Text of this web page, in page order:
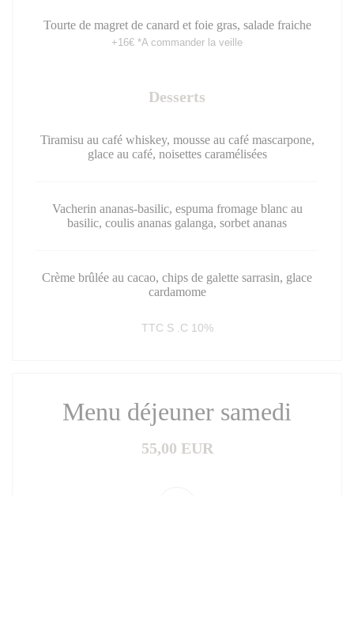
Tourte de magret de canard et foie gras, salade fraiche
+16€ *A commander la veille
Desserts
Tiramisu au café whiskey, mousse au café mascarpone,
glace au café, noisettes caramélisées
Vacherin ananas-basilic, espuma fromage blanc au
basilic, coulis ananas galanga, sorbet ananas
Crème brûlée au cacao, chips de galette sarrasin, glace
cardamome
TTC S .C 10%
Menu déjeuner samedi
55,00 EUR